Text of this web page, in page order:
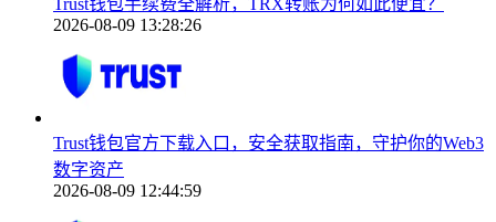
Trust钱包手续费全解析，TRX转账为何如此便宜？
2026-08-09 13:28:26
Trust钱包官方下载入口，安全获取指南，守护你的Web3
数字资产
2026-08-09 12:44:59